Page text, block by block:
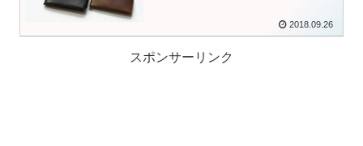
2018.09.26
スポンサーリンク